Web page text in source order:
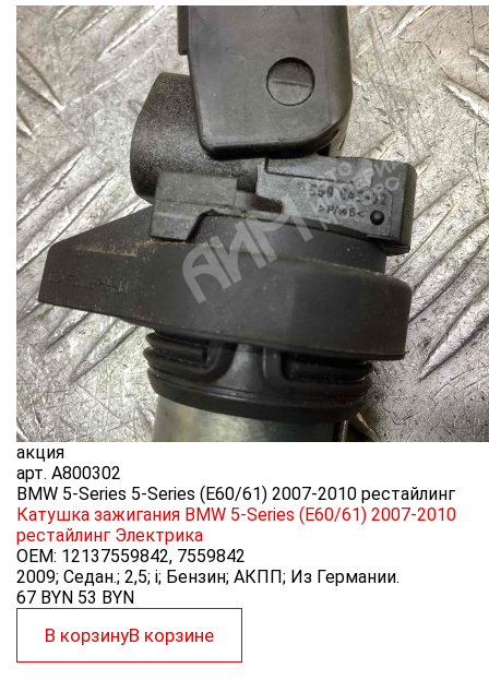
акция
арт. A800302
BMW 5-Series 5-Series (E60/61) 2007-2010 рестайлинг
Катушка зажигания BMW 5-Series (E60/61) 2007-2010
рестайлинг Электрика
OEM: 12137559842, 7559842
2009; Седан.; 2,5; i; Бензин; АКПП; Из Германии.
67 BYN 53 BYN
В корзинуВ корзине